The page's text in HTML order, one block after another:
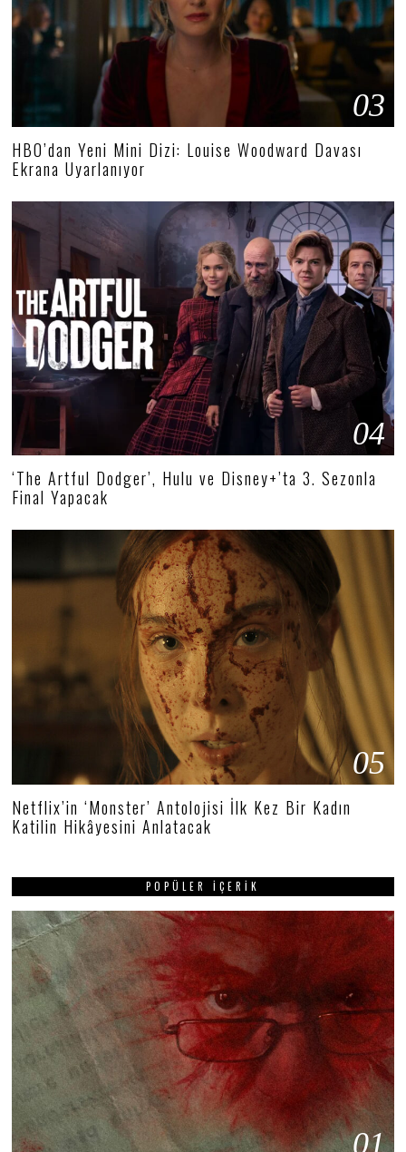
03
HBO’dan Yeni Mini Dizi: Louise Woodward Davası
Ekrana Uyarlanıyor
04
‘The Artful Dodger’, Hulu ve Disney+’ta 3. Sezonla
Final Yapacak
05
Netflix’in ‘Monster’ Antolojisi İlk Kez Bir Kadın
Katilin Hikâyesini Anlatacak
POPÜLER İÇERIK
01